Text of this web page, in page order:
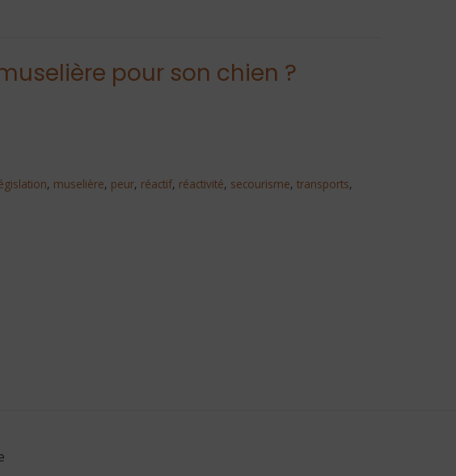
pour son chien ?
, muselière, peur, réactif, réactivité, secourisme, transports,